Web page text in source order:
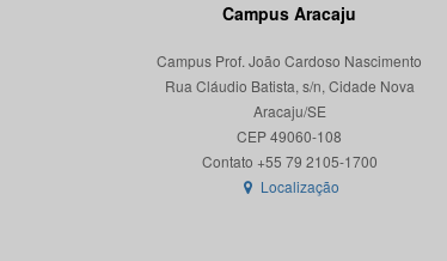
Campus Aracaju
Campus Prof. João Cardoso Nascimento
Rua Cláudio Batista, s/n, Cidade Nova
Aracaju/SE
CEP 49060-108
Localização